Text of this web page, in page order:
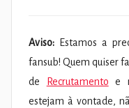
Aviso: Estamos a
fansub! Quem quiser
de
Recrutamento e
estejam à vontade,